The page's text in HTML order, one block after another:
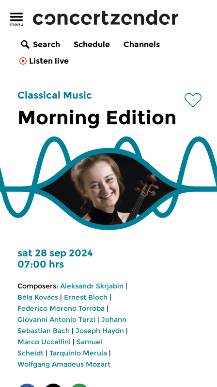
Search Schedule
Channels
Listen live
Classical Music
Morning Edition
sat 28 sep 2024
07:00 hrs
Composers: Aleksandr Skrjabin |
Béla Kovács | Ernest Bloch |
Federico Moreno Torroba |
Giovanni Antonio Terzi | Johann
Sebastian Bach | Joseph Haydn |
Marco Uccellini | Samuel
Scheidt | Tarquinio Merula |
Wolfgang Amadeus Mozart